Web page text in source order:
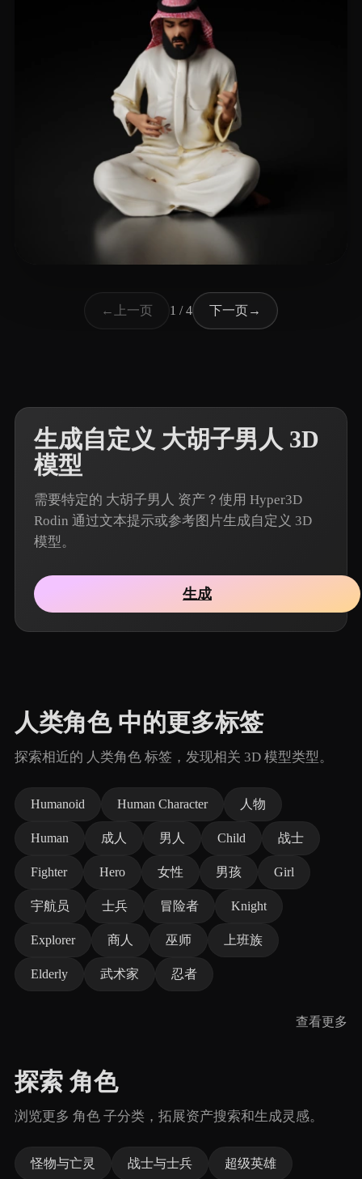
←
上一页 1 / 4 下一页→
生成自定义 大胡子男人 3D
模型
需要特定的 大胡子男人 资产？使用 Hyper3D
Rodin 通过文本提示或参考图片生成自定义 3D
模型。
生成
人类角色 中的更多标签
探索相近的 人类角色 标签，发现相关 3D 模型类型。
Humanoid Human Character 人物
Human 成人 男人 Child 战士
Fighter Hero 女性 男孩 Girl
宇航员 士兵 冒险者 Knight
Explorer 商人 巫师 上班族
Elderly 武术家 忍者
查看更多
探索 角色
浏览更多 角色 子分类，拓展资产搜索和生成灵感。
怪物与亡灵 战士与士兵 超级英雄